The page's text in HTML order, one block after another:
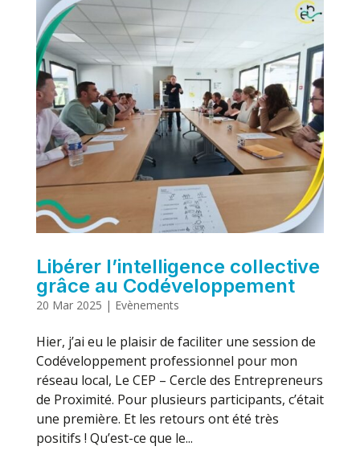
Libérer l’intelligence collective
grâce au Codéveloppement
20 Mar 2025 | Evènements
Hier, j’ai eu le plaisir de faciliter une session de
Codéveloppement professionnel pour mon
réseau local, Le CEP – Cercle des Entrepreneurs
de Proximité. Pour plusieurs participants, c’était
une première. Et les retours ont été très
positifs ! Qu’est-ce que le...